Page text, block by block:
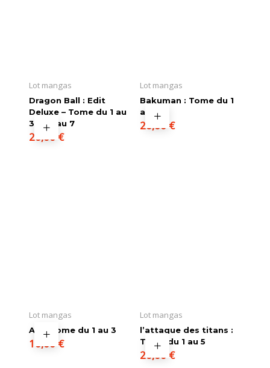
Lot mangas
Dragon Ball : Edit
Deluxe – Tome du 1 au
3 et 5 au 7
20,00 €
Lot mangas
Bakuman : Tome du 1
au 5
20,00 €
Lot mangas
AJIN Tome du 1 au 3
10,00 €
Lot mangas
l’attaque des titans :
Tome du 1 au 5
20,00 €